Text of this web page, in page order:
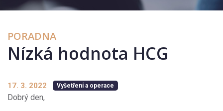
PORADNA
Nízká hodnota HCG
17. 3. 2022 Vyšetření a operace
Dobrý den,